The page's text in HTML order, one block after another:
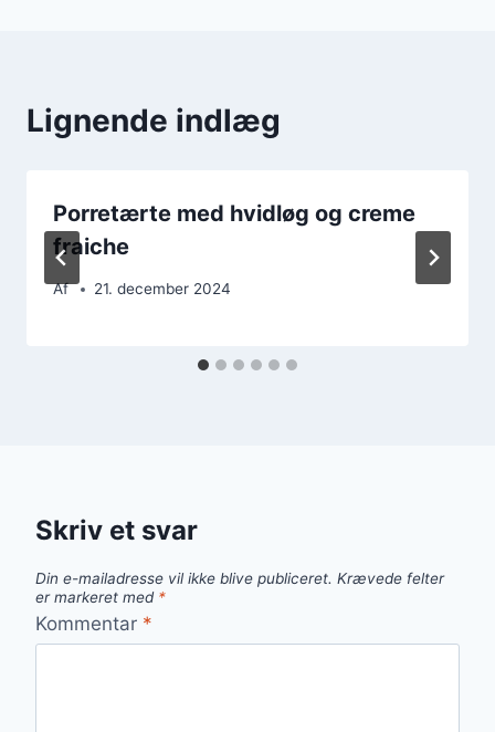
Lignende indlæg
Porretærte med hvidløg og creme
fraiche
Af 21. december 2024
Skriv et svar
Din e-mailadresse vil ikke blive publiceret. Krævede felter
er markeret med *
Kommentar *